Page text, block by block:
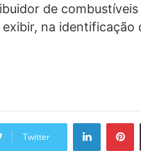
de
na
Twitter
Linkedin